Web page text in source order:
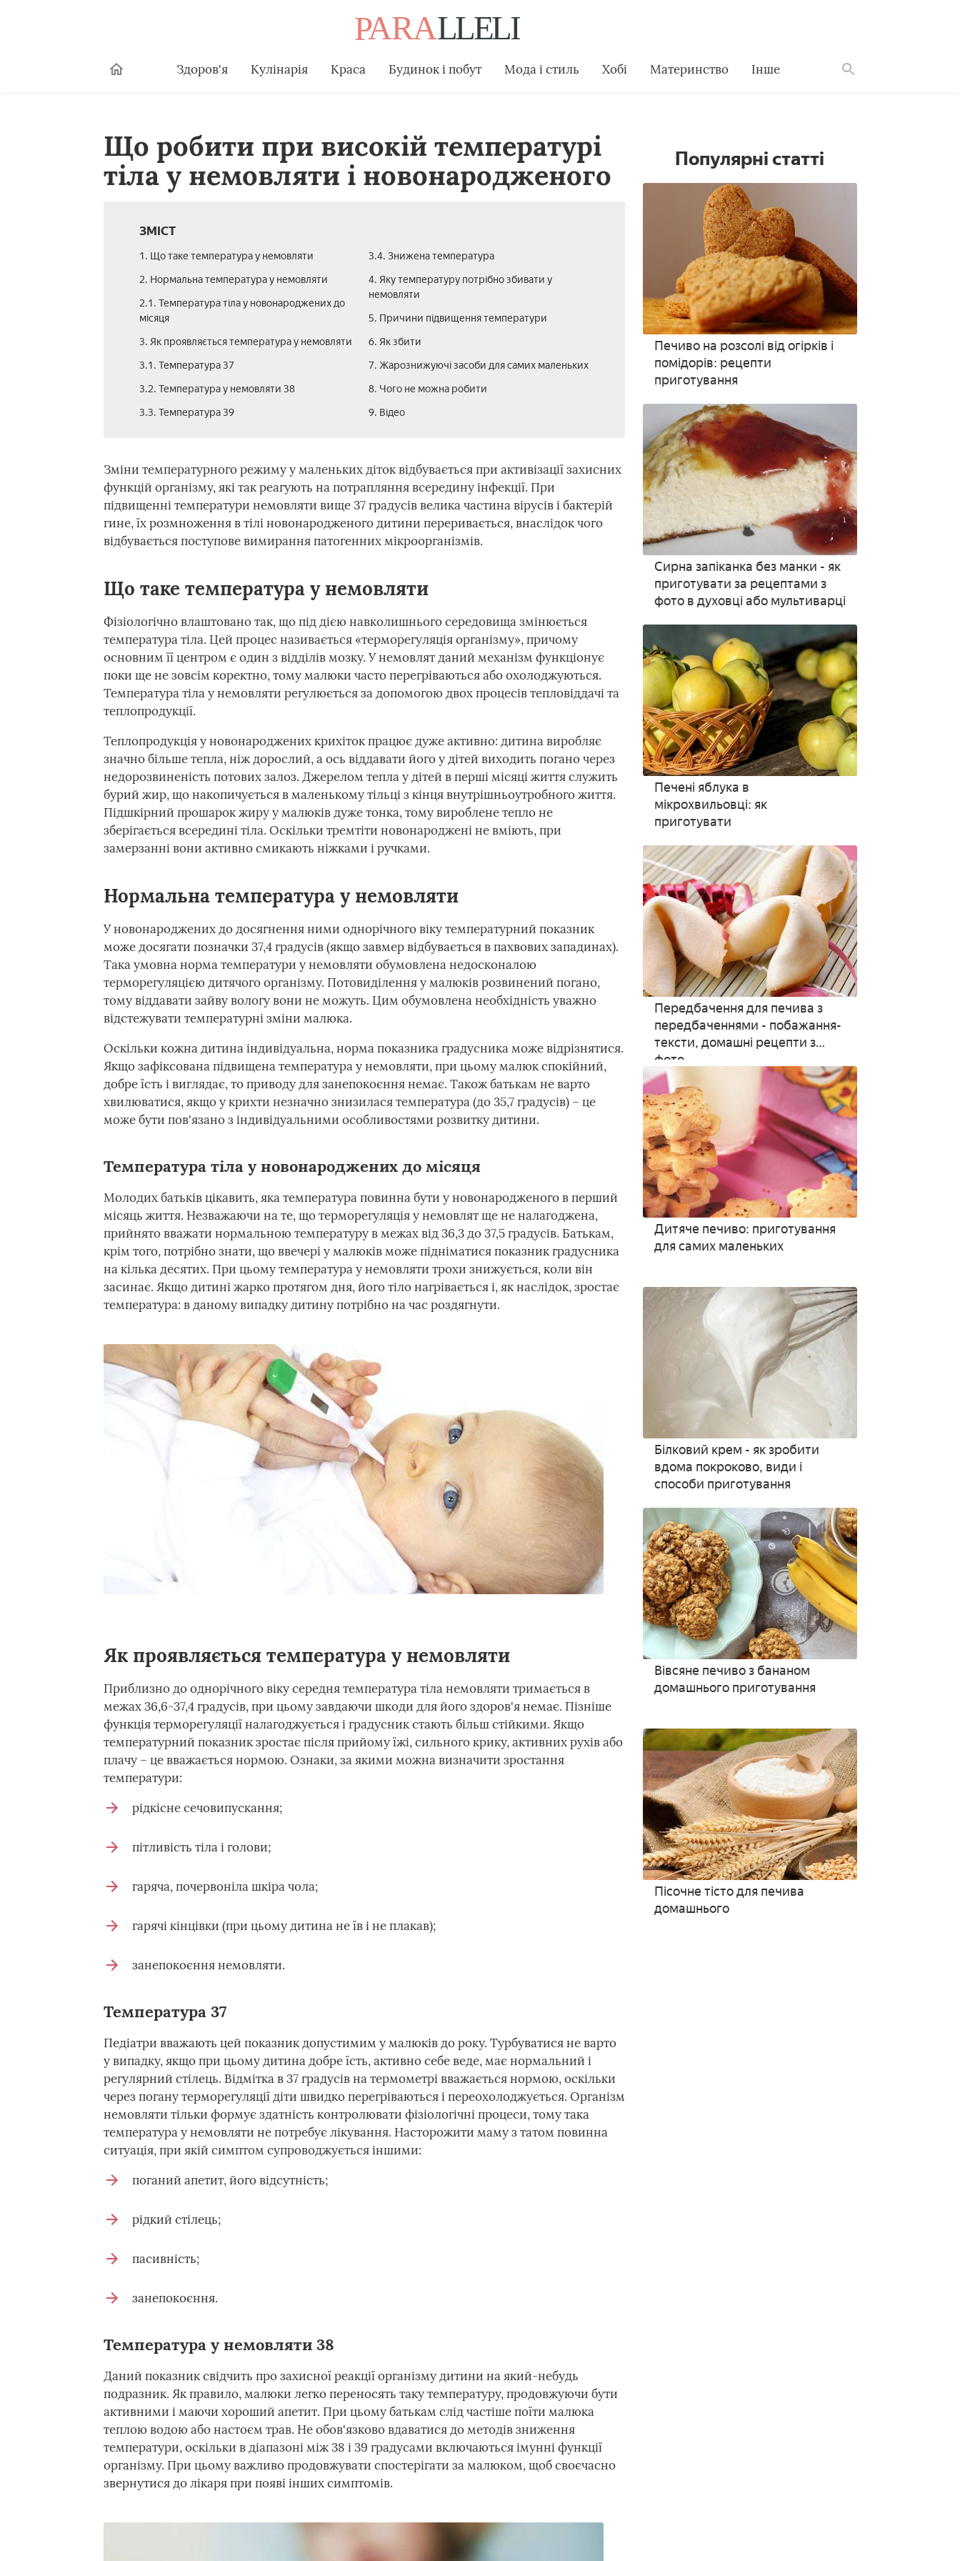
Здоров'я Кулінарія Краса Будинок і побут Мода і стиль Хобі Материнство Інше
Що робити при високій температурі
тіла у немовляти і новонародженого
ЗМІСТ
1. Що таке температура у немовляти
2. Нормальна температура у немовляти
2.1. Температура тіла у новонароджених до
місяця
3. Як проявляється температура у немовляти
3.1. Температура 37
3.2. Температура у немовляти 38
3.3. Температура 39
3.4. Знижена температура
4. Яку температуру потрібно збивати у
немовляти
5. Причини підвищення температури
6. Як збити
7. Жарознижуючі засоби для самих маленьких
8. Чого не можна робити
9. Відео
Зміни температурного режиму у маленьких діток відбувається при активізації захисних
функцій організму, які так реагують на потрапляння всередину інфекції. При
підвищенні температури немовляти вище 37 градусів велика частина вірусів і бактерій
гине, їх розмноження в тілі новонародженого дитини переривається, внаслідок чого
відбувається поступове вимирання патогенних мікроорганізмів.
Що таке температура у немовляти
Фізіологічно влаштовано так, що під дією навколишнього середовища змінюється
температура тіла. Цей процес називається «терморегуляція організму», причому
основним її центром є один з відділів мозку. У немовлят даний механізм функціонує
поки ще не зовсім коректно, тому малюки часто перегріваються або охолоджуються.
Температура тіла у немовляти регулюється за допомогою двох процесів тепловіддачі та
теплопродукції.
Теплопродукція у новонароджених крихіток працює дуже активно: дитина виробляє
значно більше тепла, ніж дорослий, а ось віддавати його у дітей виходить погано через
недорозвиненість потових залоз. Джерелом тепла у дітей в перші місяці життя служить
бурий жир, що накопичується в маленькому тільці з кінця внутрішньоутробного життя.
Підшкірний прошарок жиру у малюків дуже тонка, тому вироблене тепло не
зберігається всередині тіла. Оскільки тремтіти новонароджені не вміють, при
замерзанні вони активно смикають ніжками і ручками.
Нормальна температура у немовляти
У новонароджених до досягнення ними однорічного віку температурний показник
може досягати позначки 37,4 градусів (якщо завмер відбувається в пахвових западинах).
Така умовна норма температури у немовляти обумовлена недосконалою
терморегуляцією дитячого організму. Потовиділення у малюків розвинений погано,
тому віддавати зайву вологу вони не можуть. Цим обумовлена необхідність уважно
відстежувати температурні зміни малюка.
Оскільки кожна дитина індивідуальна, норма показника градусника може відрізнятися.
Якщо зафіксована підвищена температура у немовляти, при цьому малюк спокійний,
добре їсть і виглядає, то приводу для занепокоєння немає. Також батькам не варто
хвилюватися, якщо у крихти незначно знизилася температура (до 35,7 градусів) – це
може бути пов'язано з індивідуальними особливостями розвитку дитини.
Температура тіла у новонароджених до місяця
Молодих батьків цікавить, яка температура повинна бути у новонародженого в перший
місяць життя. Незважаючи на те, що терморегуляція у немовлят ще не налагоджена,
прийнято вважати нормальною температуру в межах від 36,3 до 37,5 градусів. Батькам,
крім того, потрібно знати, що ввечері у малюків може підніматися показник градусника
на кілька десятих. При цьому температура у немовляти трохи знижується, коли він
засинає. Якщо дитині жарко протягом дня, його тіло нагрівається і, як наслідок, зростає
температура: в даному випадку дитину потрібно на час роздягнути.
Як проявляється температура у немовляти
Приблизно до однорічного віку середня температура тіла немовляти тримається в
межах 36,6-37,4 градусів, при цьому завдаючи шкоди для його здоров'я немає. Пізніше
функція терморегуляції налагоджується і градусник стають більш стійкими. Якщо
температурний показник зростає після прийому їжі, сильного крику, активних рухів або
плачу – це вважається нормою. Ознаки, за якими можна визначити зростання
температури:
рідкісне сечовипускання;
пітливість тіла і голови;
гаряча, почервоніла шкіра чола;
гарячі кінцівки (при цьому дитина не їв і не плакав);
занепокоєння немовляти.
Температура 37
Педіатри вважають цей показник допустимим у малюків до року. Турбуватися не варто
у випадку, якщо при цьому дитина добре їсть, активно себе веде, має нормальний і
регулярний стілець. Відмітка в 37 градусів на термометрі вважається нормою, оскільки
через погану терморегуляції діти швидко перегріваються і переохолоджується. Організм
немовляти тільки формує здатність контролювати фізіологічні процеси, тому така
температура у немовляти не потребує лікування. Насторожити маму з татом повинна
ситуація, при якій симптом супроводжується іншими:
поганий апетит, його відсутність;
рідкий стілець;
пасивність;
занепокоєння.
Температура у немовляти 38
Даний показник свідчить про захисної реакції організму дитини на який-небудь
подразник. Як правило, малюки легко переносять таку температуру, продовжуючи бути
активними і маючи хороший апетит. При цьому батькам слід частіше поїти малюка
теплою водою або настоєм трав. Не обов'язково вдаватися до методів зниження
температури, оскільки в діапазоні між 38 і 39 градусами включаються імунні функції
організму. При цьому важливо продовжувати спостерігати за малюком, щоб своєчасно
звернутися до лікаря при появі інших симптомів.
Популярні статті
Печиво на розсолі від огірків і
помідорів: рецепти
приготування
Сирна запіканка без манки - як
приготувати за рецептами з
фото в духовці або мультиварці
Печені яблука в
мікрохвильовці: як
приготувати
Передбачення для печива з
передбаченнями - побажання-
тексти, домашні рецепти з
фото
Дитяче печиво: приготування
для самих маленьких
Білковий крем - як зробити
вдома покроково, види і
способи приготування
Вівсяне печиво з бананом
домашнього приготування
Пісочне тісто для печива
домашнього